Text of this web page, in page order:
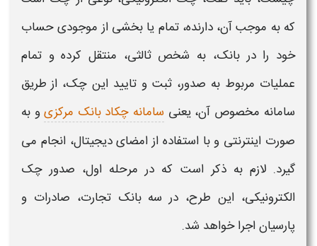
که به موجب آن، دارنده، تمام یا بخشی از موجودی حساب
خود را در بانک، به شخص ثالثی، منتقل کرده و تمام
عملیات مربوط به صدور، ثبت و تایید این چک، از طریق
سامانه مخصوص آن، یعنی سامانه چکاد بانک مرکزیو به
صورت اینترنتی و با استفاده از امضای دیجیتال، انجام می
گیرد. لازم به ذکر است که در مرحله اول، صدور چک
الکترونیکی، این طرح، در سه بانک تجارت، صادرات و
پارسیان اجرا خواهد شد.